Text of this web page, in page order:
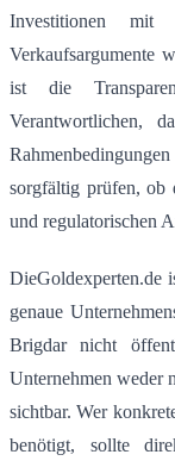
Investitionen mit
Verkaufsargumente
ist die
Verantwortlichen,
sorgfältig prüfen, ob
und regulatorischen
DieGoldexperten.de
genaue
Brigdar nicht
Unternehmen weder
sichtbar. Wer
benötigt, sollte